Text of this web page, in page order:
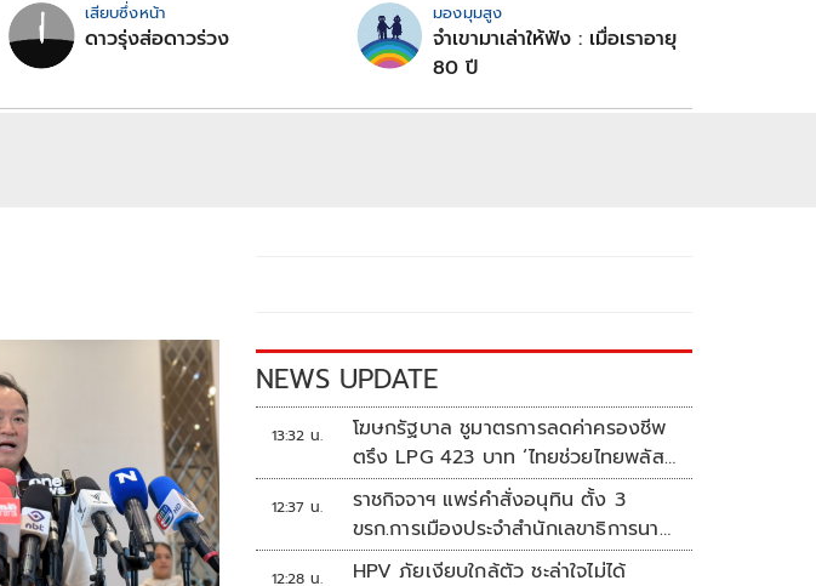
เสียบซึ่งหน้า
ดาวรุ่งส่อดาวร่วง
มองมุมสูง
จำเขามาเล่าให้ฟัง : เมื่อเราอายุ
80 ปี
NEWS UPDATE
13:32 น.
โฆษกรัฐบาล ชูมาตรการลดค่าครองชีพ
ตรึง LPG 423 บาท ‘ไทยช่วยไทยพลัส’
ดันเงินหมุนแสนล้าน
12:37 น.
ราชกิจจาฯ แพร่คำสั่งอนุทิน ตั้ง 3
ขรก.การเมืองประจำสำนักเลขาธิการนา
ยกฯ
12:28 น.
HPV ภัยเงียบใกล้ตัว ชะล่าใจไม่ได้